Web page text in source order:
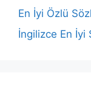
En İyi Özlü
İngilizce En İyi